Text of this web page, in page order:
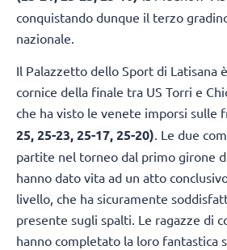
conquistando dunque il terzo
nazionale.
Il Palazzetto dello Sport di Latisana
cornice della finale tra US Torri e
che ha visto le venete imporsi sulle
25, 25-23, 25-17, 25-20). Le due
partite nel torneo dal primo girone
hanno dato vita ad un atto
livello, che ha sicuramente
presente sugli spalti. Le ragazze di
hanno completato la loro fantastica